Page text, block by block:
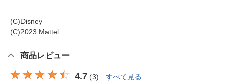
(C)Disney
(C)2023 Mattel
商品レビュー
4.7 (3) すべて見る